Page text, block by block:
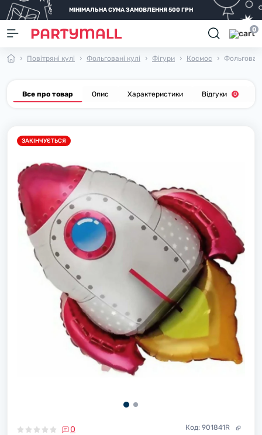
МІНІМАЛЬНА СУМА ЗАМОВЛЕННЯ 500 ГРН
0
Повітряні кулі Фольговані кулі Фігури Космос
Все про товар Опис Характеристики Відгуки 0
ЗАКІНЧУЄТЬСЯ
0 Код: 901841R